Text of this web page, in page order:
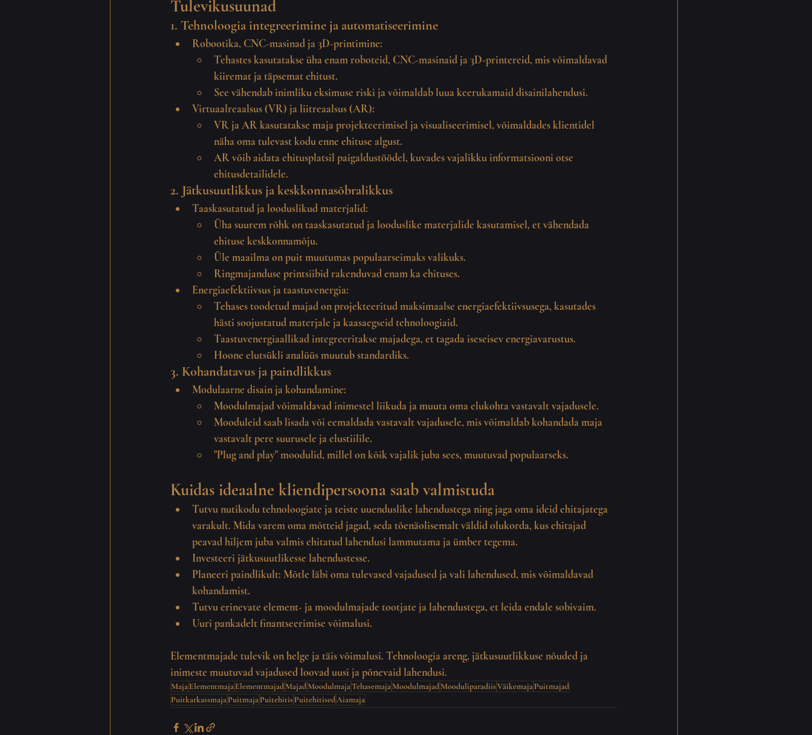
Tulevikusuunad
1. Tehnoloogia integreerimine ja automatiseerimine
Robootika, CNC-masinad ja 3D-printimine:
Tehastes kasutatakse üha enam roboteid, CNC-masinaid ja 3D-printereid, mis võimaldavad
kiiremat ja täpsemat ehitust.
See vähendab inimliku eksimuse riski ja võimaldab luua keerukamaid disainilahendusi.
Virtuaalreaalsus (VR) ja liitreaalsus (AR):
VR ja AR kasutatakse maja projekteerimisel ja visualiseerimisel, võimaldades klientidel
näha oma tulevast kodu enne ehituse algust.
AR võib aidata ehitusplatsil paigaldustöödel, kuvades vajalikku informatsiooni otse
ehitusdetailidele.
2. Jätkusuutlikkus ja keskkonnasõbralikkus
Taaskasutatud ja looduslikud materjalid:
Üha suurem rõhk on taaskasutatud ja looduslike materjalide kasutamisel, et vähendada
ehituse keskkonnamõju.
Üle maailma on puit muutumas populaarseimaks valikuks.
Ringmajanduse printsiibid rakenduvad enam ka ehituses.
Energiaefektiivsus ja taastuvenergia:
Tehases toodetud majad on projekteeritud maksimaalse energiaefektiivsusega, kasutades
hästi soojustatud materjale ja kaasaegseid tehnoloogiaid.
Taastuvenergiaallikad integreeritakse majadega, et tagada iseseisev energiavarustus.
Hoone elutsükli analüüs muutub standardiks.
3. Kohandatavus ja paindlikkus
Modulaarne disain ja kohandamine:
Moodulmajad võimaldavad inimestel liikuda ja muuta oma elukohta vastavalt vajadusele.
Mooduleid saab lisada või eemaldada vastavalt vajadusele, mis võimaldab kohandada maja
vastavalt pere suurusele ja elustiilile.
"Plug and play" moodulid, millel on kõik vajalik juba sees, muutuvad populaarseks.
Kuidas ideaalne kliendipersoona saab valmistuda
Tutvu nutikodu tehnoloogiate ja teiste uuenduslike lahendustega ning jaga oma ideid ehitajatega
varakult. Mida varem oma mõtteid jagad, seda tõenäolisemalt väldid olukorda, kus ehitajad
peavad hiljem juba valmis ehitatud lahendusi lammutama ja ümber tegema.
Investeeri jätkusuutlikesse lahendustesse.
Planeeri paindlikult: Mõtle läbi oma tulevased vajadused ja vali lahendused, mis võimaldavad
kohandamist.
Tutvu erinevate element- ja moodulmajade tootjate ja lahendustega, et leida endale sobivaim.
Uuri pankadelt finantseerimise võimalusi.
Elementmajade tulevik on helge ja täis võimalusi. Tehnoloogia areng, jätkusuutlikkuse nõuded ja
inimeste muutuvad vajadused loovad uusi ja põnevaid lahendusi.
MajaElementmajaElementmajadMajadMoodulmajaTehasemajaMoodulmajadMooduliparadiisVäikemajaPuitmajad
PuitkarkassmajaPuitmajaPuitehitis PuitehitisedAiamaja